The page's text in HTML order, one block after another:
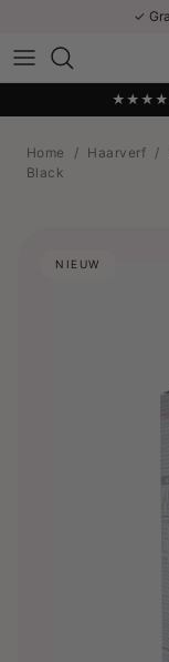
✓
★★★★★
Home / Haarverf /
Black
NIEUW